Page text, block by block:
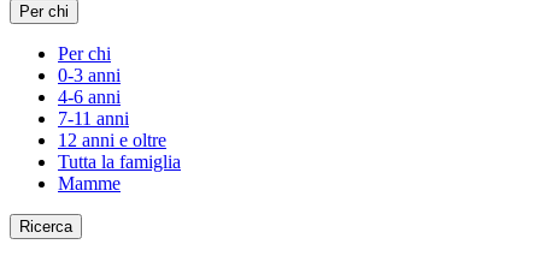
Per chi
Per chi
0-3 anni
4-6 anni
7-11 anni
12 anni e oltre
Tutta la famiglia
Mamme
Ricerca